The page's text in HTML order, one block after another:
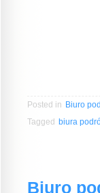
Posted in Biuro
Tagged biura
Biuro